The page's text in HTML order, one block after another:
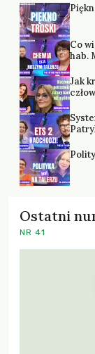
Co
hab.
Jak
Ostatni
NR 41